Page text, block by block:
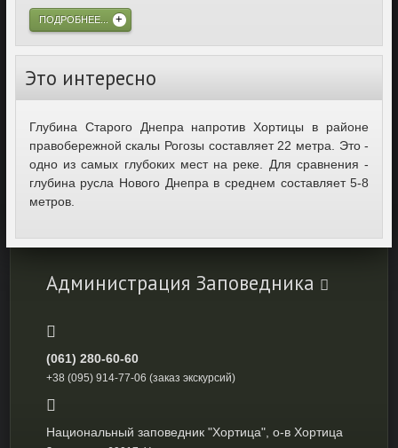
ПОДРОБНЕЕ...
Это интересно
Глубина Старого Днепра напротив Хортицы в районе
правобережной скалы Рогозы составляет 22 метра. Это -
одно из самых глубоких мест на реке. Для сравнения -
глубина русла Нового Днепра в среднем составляет 5-8
метров.
Администрация Заповедника
(061) 280-60-60
+38 (095) 914-77-06 (заказ экскурсий)
Национальный заповедник "Хортица", о-в Хортица